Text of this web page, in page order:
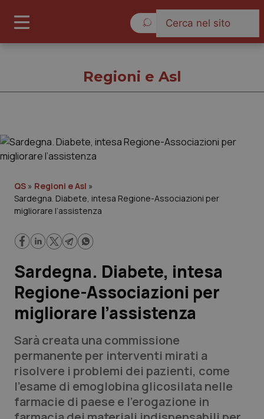
Governo e Parlamento
Regioni e Asl
Lavoro e Professioni
Scienza e Farmaci
Studi e Analisi
Lettere al direttore
Edizioni Regionali
QS Pro
Regioni e Asl
QS » Regioni e Asl »
Sardegna. Diabete, intesa Regione-Associazioni per
migliorare l’assistenza
Sardegna. Diabete, intesa
Regione-Associazioni per
migliorare l’assistenza
Sarà creata una commissione
permanente per interventi mirati a
risolvere i problemi dei pazienti, come
l'esame di emoglobina glicosilata nelle
farmacie di paese e l’erogazione in